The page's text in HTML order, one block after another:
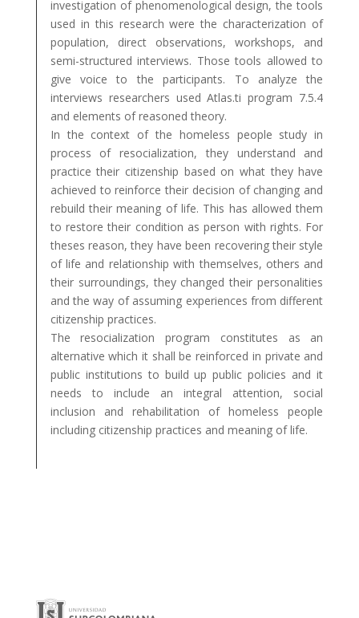
investigation of phenomenological design, the tools
used in this research were the characterization of
population, direct observations, workshops, and
semi-structured interviews. Those tools allowed to
give voice to the participants. To analyze the
interviews researchers used Atlas.ti program 7.5.4
and elements of reasoned theory.
In the context of the homeless people study in
process of resocialization, they understand and
practice their citizenship based on what they have
achieved to reinforce their decision of changing and
rebuild their meaning of life. This has allowed them
to restore their condition as person with rights. For
theses reason, they have been recovering their style
of life and relationship with themselves, others and
their surroundings, they changed their personalities
and the way of assuming experiences from different
citizenship practices.
The resocialization program constitutes as an
alternative which it shall be reinforced in private and
public institutions to build up public policies and it
needs to include an integral attention, social
inclusion and rehabilitation of homeless people
including citizenship practices and meaning of life.